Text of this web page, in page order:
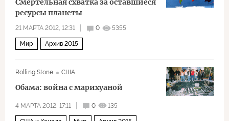
Смертельная схватка за оставшиеся
ресурсы планеты
21 МАРТА 2012, 12:31 0 5355
Мир Архив 2015
Rolling Stone США
Обама: война с марихуаной
4 МАРТА 2012, 17:11 0 135